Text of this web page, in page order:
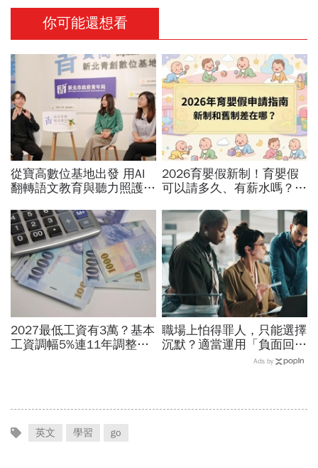
你可能還想看
從寶高數位基地出發 用AI
翻轉語文教育與聽力照護，
2026育嬰假新制！育嬰假
可以請多久、有薪水嗎？育
資料，和舊制差異一次看
2027最低工資有3萬？基本
工資調幅5%連11年調整？
職場上怕得罪人，只能選擇
沉默？適當運用「負面回
饋」，比忍耐更有效！
Ads by
英文 學習 go